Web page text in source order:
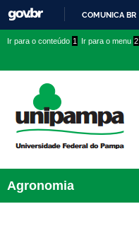
COMUNICA BR
conteúdo
menu
superior
menu
Ir para o conteúdo 1 Ir para o menu 2
Agronomia
para